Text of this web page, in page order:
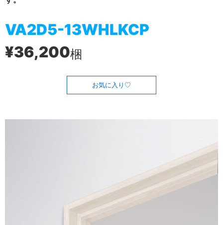
VA2D5-13WHLKCP
¥36,200梱
お気に入り